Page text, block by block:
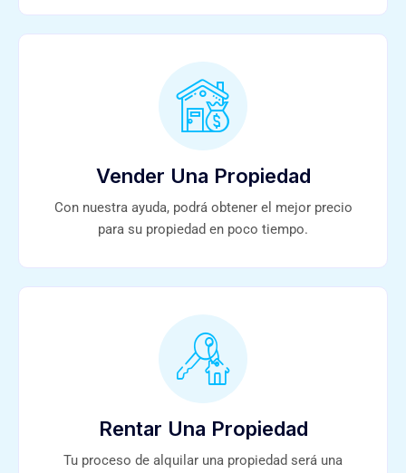
Vender Una Propiedad
Con nuestra ayuda, podrá obtener el mejor precio
para su propiedad en poco tiempo.
Rentar Una Propiedad
Tu proceso de alquilar una propiedad será una